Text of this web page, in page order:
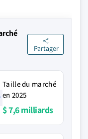
Partager
Taille du marché
en 2025
$ 7,6 milliards